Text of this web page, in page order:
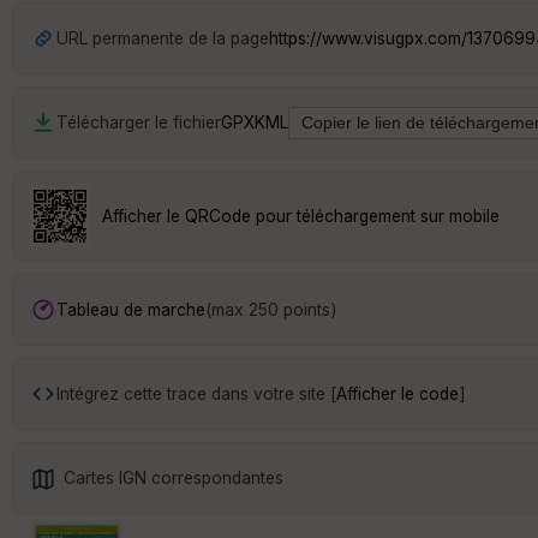
URL permanente de la pagehttps://www.visugpx.com/
Télécharger le fichierGPXKML
Afficher le QRCode pour téléchargement sur mobile
Tableau de marche(max 250 points)
Intégrez cette trace dans votre site [Afficher le code]
Cartes IGN correspondantes